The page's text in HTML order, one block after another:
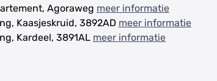
Agoraweg meer informatie
Kaasjeskruid, 3892AD meer informatie
Kardeel, 3891AL meer informatie